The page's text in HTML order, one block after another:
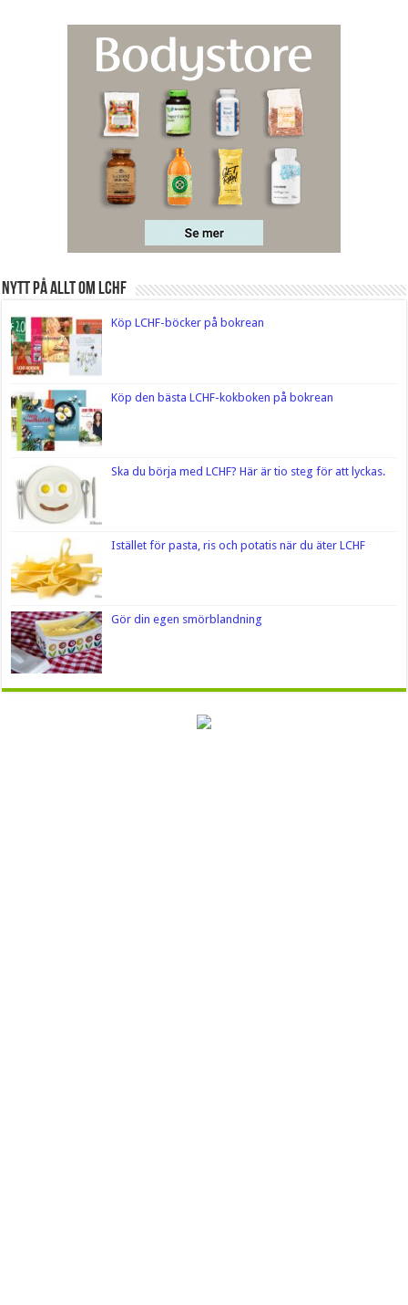
Nytt på Allt om LCHF
Köp LCHF-böcker på bokrean
Köp den bästa LCHF-kokboken på bokrean
Ska du börja med LCHF? Här är tio steg för att lyckas.
Istället för pasta, ris och potatis när du äter LCHF
Gör din egen smörblandning